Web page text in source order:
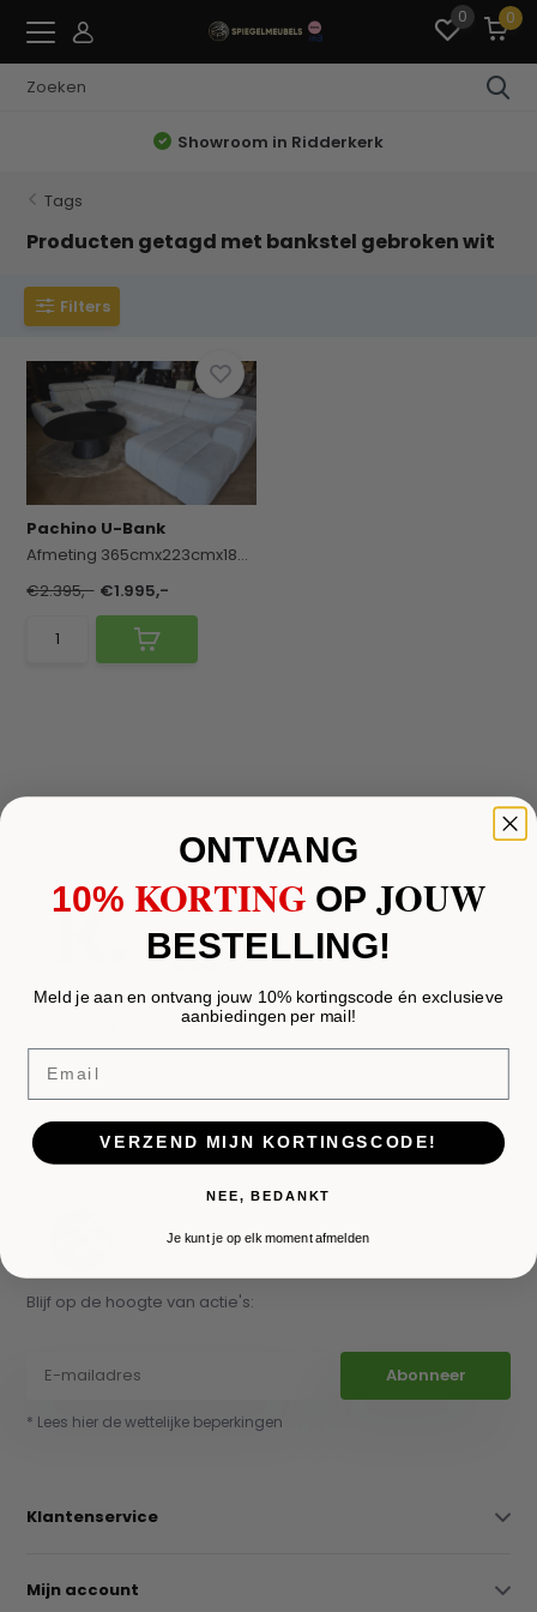
0 0
Showroom in Ridderkerk
Tags
Producten getagd met bankstel gebroken wit
Filters
Pachino U-Bank
Afmeting 365cmx223cmx184cm
€2.395,- €1.995,-
Shop nu.
Betaal
later.
Of in 3
06 84301787
spiegelmeubels@gmail.com
Blijf op de hoogte van actie's:
Abonneer
* Lees hier de wettelijke beperkingen
Klantenservice
Mijn account
ONTVANG
10% KORTING OPJOUW
BESTELLING!
Meld je aan en ontvang jouw 10% kortingscode én exclusieve
aanbiedingen per mail!
VERZEND MIJN KORTINGSCODE!
NEE, BEDANKT
Je kunt je op elk moment afmelden